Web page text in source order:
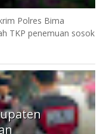
Polres Bima
TKP penemuan sosok